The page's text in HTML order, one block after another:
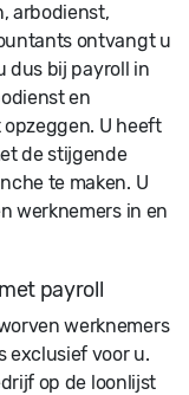
arbodienst,
ontvangt u
dus bij payroll in
en
U heeft
de stijgende
te maken. U
werknemers in en
payroll
werknemers
exclusief voor u.
op de loonlijst